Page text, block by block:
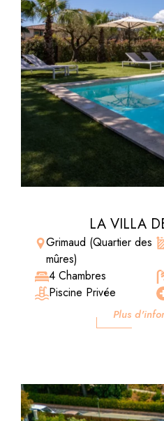
LA VILLA
Grimaud (Quartier des
mûres)
4 Chambres
Piscine Privée
Plus